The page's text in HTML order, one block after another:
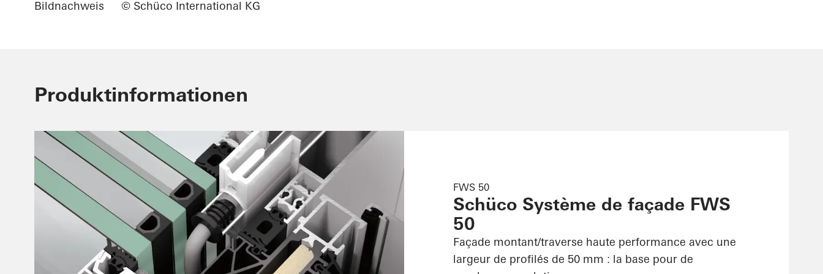
Bildnachweis
© Schüco International KG
Produktinformationen
FWS 50
Schüco Système de façade FWS
50
Façade montant/traverse haute performance avec une
largeur de profilés de 50 mm : la base pour de